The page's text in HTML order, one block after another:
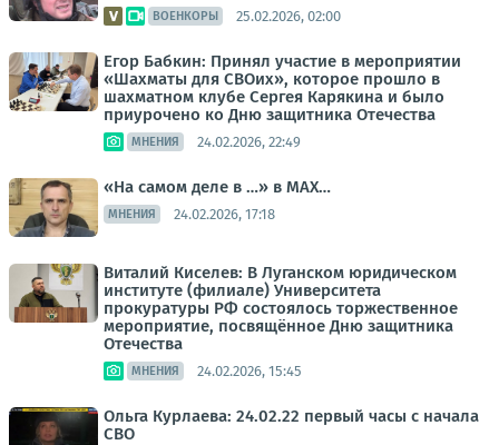
ВОЕНКОРЫ 25.02.2026, 02:00
Егор Бабкин: Принял участие в мероприятии
«Шахматы для СВОих», которое прошло в
шахматном клубе Сергея Карякина и было
приурочено ко Дню защитника Отечества
МНЕНИЯ 24.02.2026, 22:49
«На самом деле в …» в МАХ…
МНЕНИЯ 24.02.2026, 17:18
Виталий Киселев: В Луганском юридическом
институте (филиале) Университета
прокуратуры РФ состоялось торжественное
мероприятие, посвящённое Дню защитника
Отечества
МНЕНИЯ 24.02.2026, 15:45
Ольга Курлаева: 24.02.22 первый часы с начала
СВО